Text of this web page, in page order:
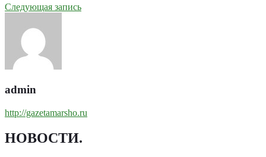
Следующая запись
admin
http://gazetamarsho.ru
НОВОСТИ.